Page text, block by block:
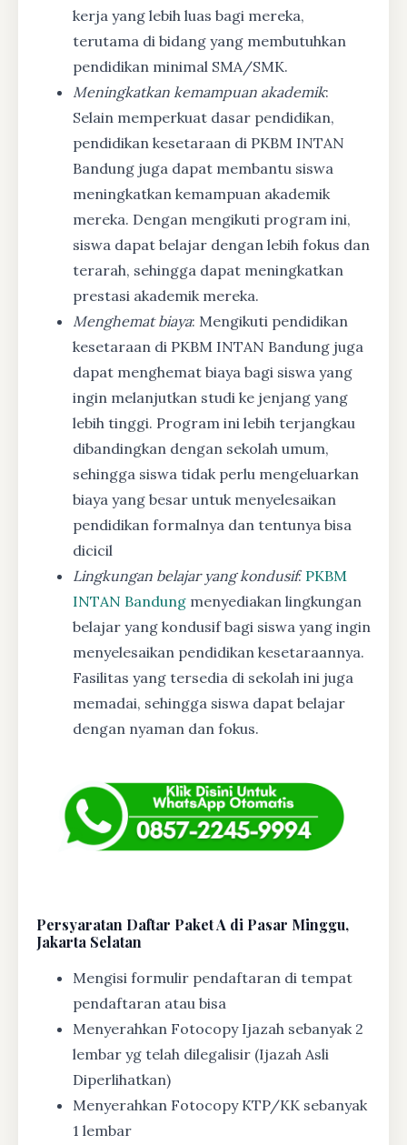
kerja yang lebih luas bagi mereka,
terutama di bidang yang membutuhkan
pendidikan minimal SMA/SMK.
Meningkatkan kemampuan akademik:
Selain memperkuat dasar pendidikan,
pendidikan kesetaraan di PKBM INTAN
Bandung juga dapat membantu siswa
meningkatkan kemampuan akademik
mereka. Dengan mengikuti program ini,
siswa dapat belajar dengan lebih fokus dan
terarah, sehingga dapat meningkatkan
prestasi akademik mereka.
Menghemat biaya: Mengikuti pendidikan
kesetaraan di PKBM INTAN Bandung juga
dapat menghemat biaya bagi siswa yang
ingin melanjutkan studi ke jenjang yang
lebih tinggi. Program ini lebih terjangkau
dibandingkan dengan sekolah umum,
sehingga siswa tidak perlu mengeluarkan
biaya yang besar untuk menyelesaikan
pendidikan formalnya dan tentunya bisa
dicicil
Lingkungan belajar yang kondusif: PKBM
INTAN Bandung menyediakan lingkungan
belajar yang kondusif bagi siswa yang ingin
menyelesaikan pendidikan kesetaraannya.
Fasilitas yang tersedia di sekolah ini juga
memadai, sehingga siswa dapat belajar
dengan nyaman dan fokus.
Persyaratan Daftar Paket A di Pasar Minggu,
Jakarta Selatan
Mengisi formulir pendaftaran di tempat
pendaftaran atau bisa
Menyerahkan Fotocopy Ijazah sebanyak 2
lembar yg telah dilegalisir (Ijazah Asli
Diperlihatkan)
Menyerahkan Fotocopy KTP/KK sebanyak
1 lembar